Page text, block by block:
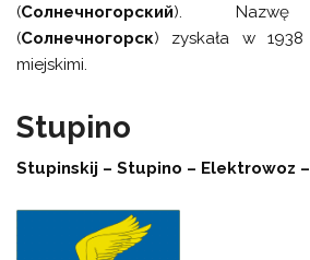
(Солнечногорский). Nazwę
(Солнечногорск) zyskała w
miejskimi.
Stupino
Stupinskij – Stupino – Elektrowoz